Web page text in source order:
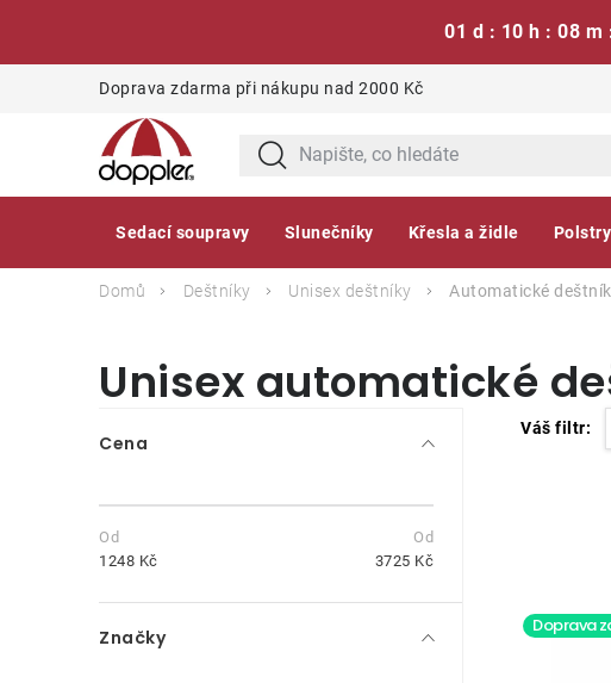
01 d : 10 h : 08 m
Doprava zdarma při nákupu nad 2000 Kč
Sedací soupravy Slunečníky Křesla a židle
Domů Deštníky Unisex deštníky Automatické
Unisex automatické
P
s
t
r
a
Cena
1248 Kč 3725 Kč
Značky
Váš filtr:
ýDoprava